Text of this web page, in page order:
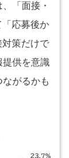
「面接・
応募後か
対策だけで
提供を意識
がるかも